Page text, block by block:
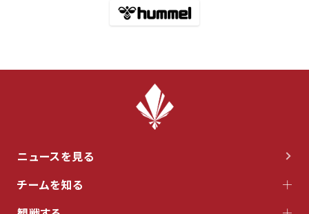
ニュースを見る
チームを知る